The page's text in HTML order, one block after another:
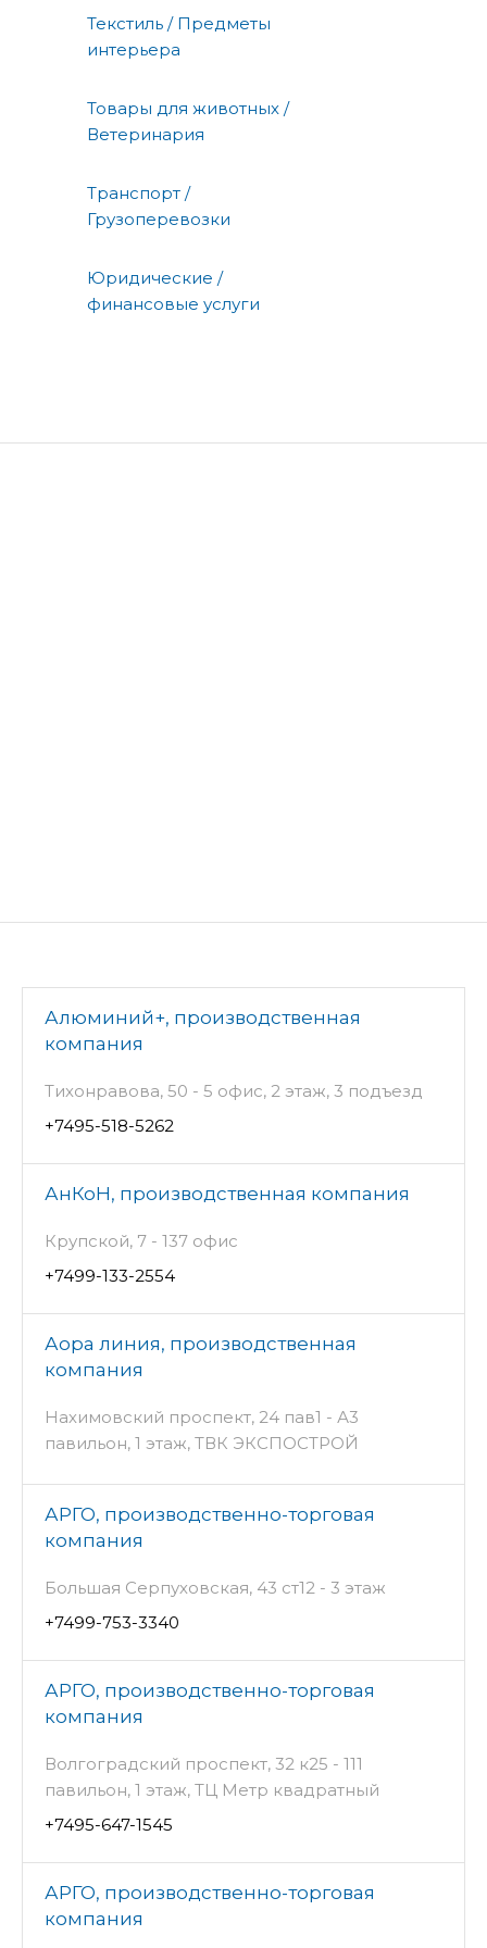
Текстиль / Предметы
интерьера
Товары для животных /
Ветеринария
Транспорт /
Грузоперевозки
Юридические /
финансовые услуги
Алюминий+, производственная
компания
Тихонравова, 50 - 5 офис, 2 этаж, 3 подъезд
+7495-518-5262
АнКоН, производственная компания
Крупской, 7 - 137 офис
+7499-133-2554
Аора линия, производственная
компания
Нахимовский проспект, 24 пав1 - А3
павильон, 1 этаж, ТВК ЭКСПОСТРОЙ
АРГО, производственно-торговая
компания
Большая Серпуховская, 43 ст12 - 3 этаж
+7499-753-3340
АРГО, производственно-торговая
компания
Волгоградский проспект, 32 к25 - 111
павильон, 1 этаж, ТЦ Метр квадратный
+7495-647-1545
АРГО, производственно-торговая
компания